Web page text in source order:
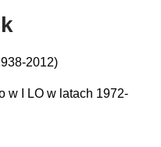
2012)
w I LO w latach 1972-